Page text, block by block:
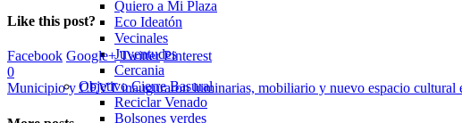
Quiero a Mi Plaza
Eco Ideatón
Vecinales
Juventudes
Cercania
Objetivo Cierre Basural
Reciclar Venado
Bolsones verdes
Like this post?
Facebook Google+ Twitter Pinterest
0
Municipio y CEVT inauguraron luminarias, mobiliario y nuevo espacio cultural